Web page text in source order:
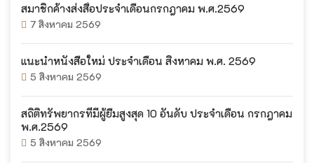
สมาชิกค้างส่งสื่อประจำเดือนกรกฎาคม พ.ศ.2569
7 สิงหาคม 2569
แนะนำหนังสือใหม่ ประจำเดือน สิงหาคม พ.ศ. 2569
5 สิงหาคม 2569
สถิติทรัพยากรที่มีผู้ยืมสูงสุด 10 อันดับ ประจำเดือน กรกฎาคม
พ.ศ.2569
5 สิงหาคม 2569